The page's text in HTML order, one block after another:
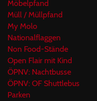
Möbelpfand
Müll / Müllpfand
My Molo
Nationalflaggen
Non Food-Stände
Open Flair mit Kind
ÖPNV: Nachtbusse
ÖPNV: OF Shuttlebus
Parken